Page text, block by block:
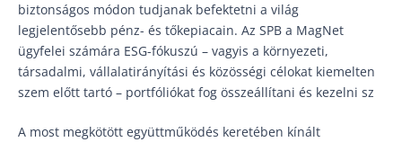
biztonságos módon tudjanak befektetni a világ
legjelentősebb pénz- és tőkepiacain. Az SPB a MagNet
ügyfelei számára ESG-fókuszú – vagyis a környezeti,
társadalmi, vállalatirányítási és közösségi célokat kiemelten
szem előtt tartó – portfóliókat fog összeállítani és kezelni sz
A most megkötött együttműködés keretében kínált